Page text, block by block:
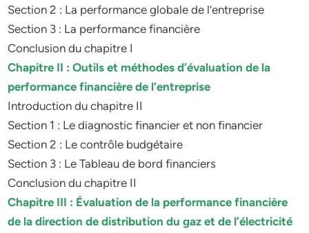
Section 2 : La performance globale de l’entreprise
Section 3 : La performance financière
Conclusion du chapitre I
Chapitre II : Outils et méthodes d’évaluation de la
performance financière de l’entreprise
Introduction du chapitre II
Section 1 : Le diagnostic financier et non financier
Section 2 : Le contrôle budgétaire
Section 3 : Le Tableau de bord financiers
Conclusion du chapitre II
Chapitre III : Évaluation de la performance financière
de la direction de distribution du gaz et de l’électricité